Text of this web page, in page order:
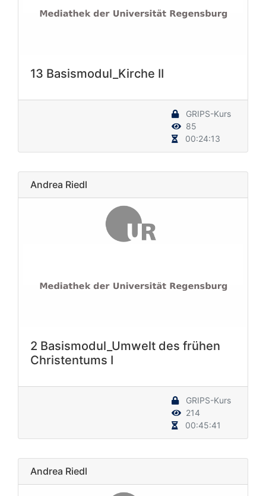
13 Basismodul_Kirche II
GRIPS-Kurs
85
00:24:13
Andrea Riedl
2 Basismodul_Umwelt des frühen
Christentums I
GRIPS-Kurs
214
00:45:41
Andrea Riedl